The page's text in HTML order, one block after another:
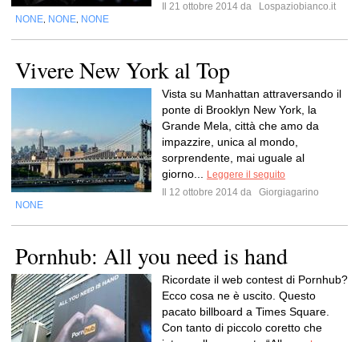
Il 21 ottobre 2014 da
Lospaziobianco.it
NONE NONE NONE
Vivere New York al Top
Vista su Manhattan attraversando il
ponte di Brooklyn New York, la
Grande Mela, città che amo da
impazzire, unica al mondo,
sorprendente, mai uguale al
giorno...
Leggere il seguito
Il 12 ottobre 2014 da
Giorgiagarino
NONE
Pornhub: All you need is hand
Ricordate il web contest di Pornhub?
Ecco cosa ne è uscito. Questo
pacato billboard a Times Square.
Con tanto di piccolo coretto che